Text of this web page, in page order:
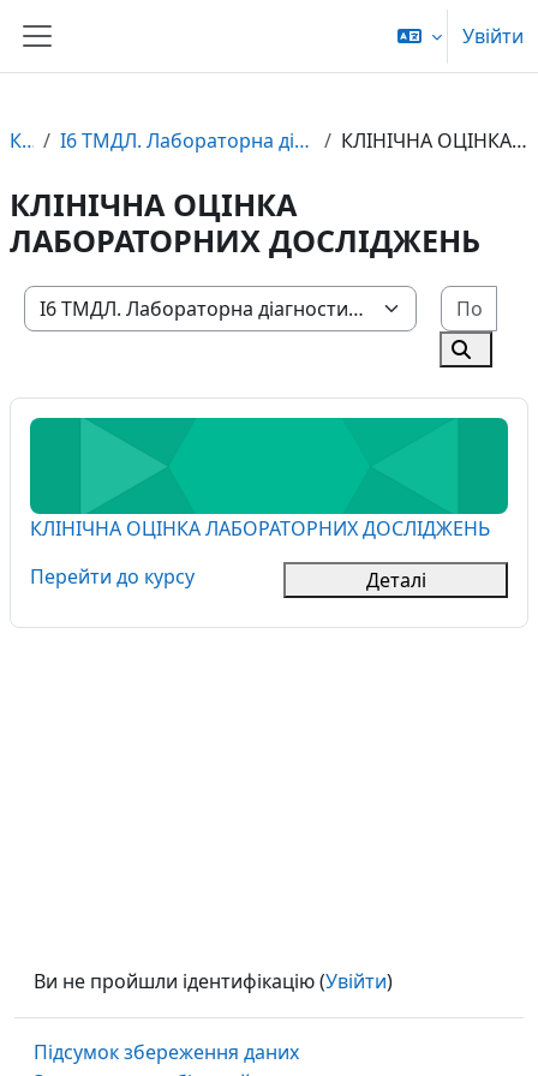
Бокова панель
Увійти
Курси I6 ТМДЛ. Лабораторна діагностика. Фаховий молодший бакалавр КЛІНІЧНА ОЦІНКА ЛАБОРАТОРНИХ ДОСЛІДЖЕНЬ
КЛІНІЧНА ОЦІНКА
ЛАБОРАТОРНИХ ДОСЛІДЖЕНЬ
Категорії курсів
Пошук
КЛІНІЧНА ОЦІНКА ЛАБОРАТОРНИХ ДОСЛІДЖЕНЬ
Назва курсу
КЛІНІЧНА ОЦІНКА ЛАБОРАТОРНИХ ДОСЛІДЖЕНЬ
Перейти до курсу
Деталі
Ви не пройшли ідентифікацію (Увійти)
Підсумок збереження даних